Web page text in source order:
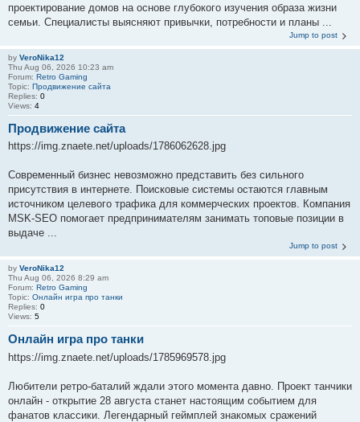
проектирование домов на основе глубокого изучения образа жизни
семьи. Специалисты выясняют привычки, потребности и планы ...
Jump to post
by VeroNika12
Thu Aug 06, 2026 10:23 am
Forum: Retro Gaming
Topic: Продвижение сайта
Replies: 0
Views: 4
Продвижение сайта
https://img.znaete.net/uploads/1786062628.jpg
Современный бизнес невозможно представить без сильного
присутствия в интернете. Поисковые системы остаются главным
источником целевого трафика для коммерческих проектов. Компания
MSK-SEO помогает предпринимателям занимать топовые позиции в
выдаче ...
Jump to post
by VeroNika12
Thu Aug 06, 2026 8:29 am
Forum: Retro Gaming
Topic: Онлайн игра про танки
Replies: 0
Views: 5
Онлайн игра про танки
https://img.znaete.net/uploads/1785969578.jpg
Любители ретро-баталий ждали этого момента давно. Проект танчики
онлайн - открытие 28 августа станет настоящим событием для
фанатов классики. Легендарный геймплей знакомых сражений